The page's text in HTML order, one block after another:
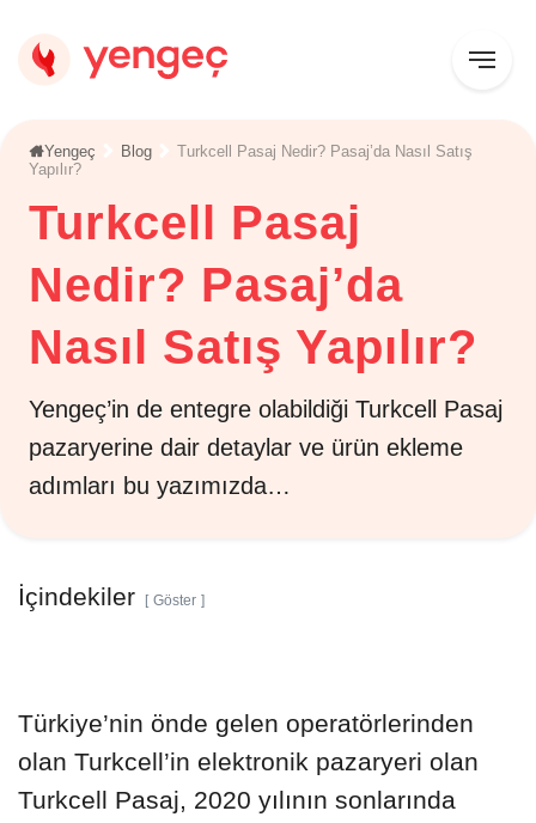
Yengeç Blog
Turkcell Pasaj Nedir? Pasaj’da Nasıl Satış
Yapılır?
Turkcell Pasaj
Nedir? Pasaj’da
Nasıl Satış Yapılır?
Yengeç’in de entegre olabildiği Turkcell Pasaj
pazaryerine dair detaylar ve ürün ekleme
adımları bu yazımızda…
Türkiye’nin önde gelen operatörlerinden
olan Turkcell’in elektronik pazaryeri olan
Turkcell Pasaj, 2020 yılının sonlarında
İçindekiler Göster